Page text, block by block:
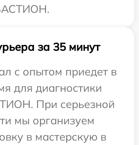
за 35 минут
с опытом приедет в
для диагностики
При серьезной
мы организуем
в мастерскую в